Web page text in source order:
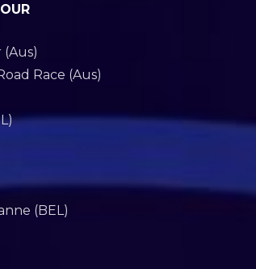
Race (Aus)
(BEL)